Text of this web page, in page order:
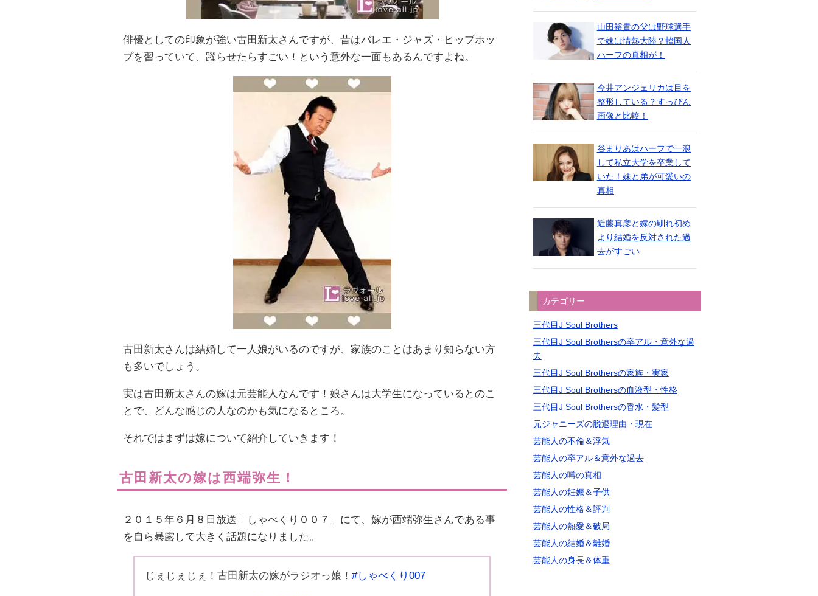
俳優としての印象が強い古田新太さんですが、昔はバレエ・ジャズ・ヒップホッ
プを習っていて、躍らせたらすごい！という意外な一面もあるんですよね。
古田新太さんは結婚して一人娘がいるのですが、家族のことはあまり知らない方
も多いでしょう。
実は古田新太さんの嫁は元芸能人なんです！娘さんは大学生になっているとのこ
とで、どんな感じの人なのかも気になるところ。
それではまずは嫁について紹介していきます！
古田新太の嫁は西端弥生！
２０１５年６月８日放送「しゃべくり００７」にて、嫁が西端弥生さんである事
を自ら暴露して大きく話題になりました。
じぇじぇじぇ！古田新太の嫁がラジオっ娘！ #しゃべくり007
山田裕貴の父は野球選手
で妹は情熱大陸？韓国人
ハーフの真相が！
今井アンジェリカは目を
整形している？すっぴん
画像と比較！
谷まりあはハーフで一浪
して私立大学を卒業して
いた！妹と弟が可愛いの
真相
近藤真彦と嫁の馴れ初め
より結婚を反対された過
去がすごい
カテゴリー
三代目J Soul Brothers
三代目J Soul Brothersの卒アル・意外な過
去
三代目J Soul Brothersの家族・実家
三代目J Soul Brothersの血液型・性格
三代目J Soul Brothersの香水・髪型
元ジャニーズの脱退理由・現在
芸能人の不倫＆浮気
芸能人の卒アル＆意外な過去
芸能人の噂の真相
芸能人の妊娠＆子供
芸能人の性格＆評判
芸能人の熱愛＆破局
芸能人の結婚＆離婚
芸能人の身長＆体重